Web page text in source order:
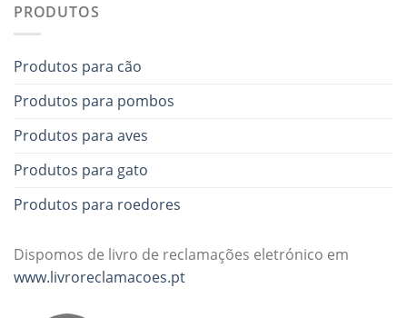
PRODUTOS
Produtos para cão
Produtos para pombos
Produtos para aves
Produtos para gato
Produtos para roedores
Dispomos de livro de reclamações eletrónico em
www.livroreclamacoes.pt